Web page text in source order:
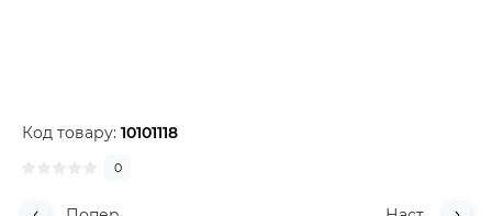
Код товару: 10101118
0